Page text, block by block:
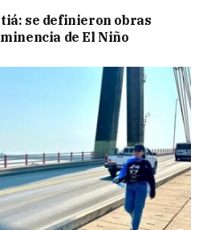
se definieron obras
de El Niño